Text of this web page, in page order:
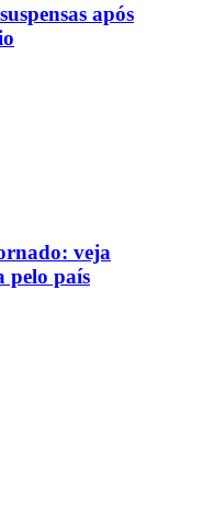
após
veja
pelo país